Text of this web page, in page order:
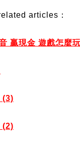
articles：
贏現金 遊戲怎麼
(3)
(2)